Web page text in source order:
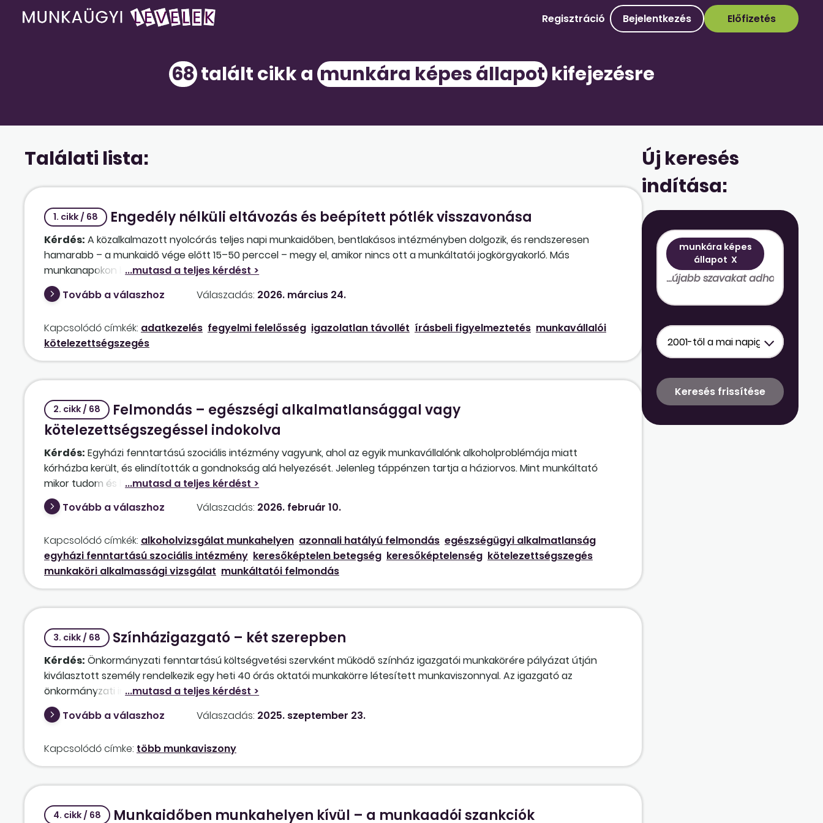
Regisztráció Bejelentkezés Előfizetés
68talált cikk a munkára képes állapotkifejezésre
Találati lista:
1. cikk / 68 Engedély nélküli eltávozás és beépített pótlék visszavonása
Kérdés: A közalkalmazott nyolcórás teljes napi munkaidőben, bentlakásos intézményben dolgozik, és rendszeresen
hamarabb – a munkaidő vége előtt 15–50 perccel – megy el, amikor nincs ott a munkáltatói jogkörgyakorló. Más
munkanapokon betartja a munkaidőt. Eltávozását nem ismeri el, előzetesen nem jelzi, indokot utólag sem mond. Mindez
néhány alkalommal kamerafelvétellel bizonyítható. A munkáltató milyen szankciót alkalmazhat? Figyelemfelhívás már
történt. E közalkalmazott illetményébe munkáltatói döntésen alapuló pótlék került beépítésre. Ami miatt ugyanakkor
Indokolás szükséges-e?
Tovább a válaszhoz Válaszadás: 2026. március 24.
Kapcsolódó címkék: adatkezelés fegyelmi felelősség igazolatlan távollét írásbeli figyelmeztetés munkavállalói
kötelezettségszegés
2. cikk / 68
Felmondás – egészségi alkalmatlansággal vagy
kötelezettségszegéssel indokolva
Kérdés: Egyházi fenntartású szociális intézmény vagyunk, ahol az egyik munkavállalónk alkoholproblémája miatt
kórházba került, és elindították a gondnokság alá helyezését. Jelenleg táppénzen tartja a háziorvos. Mint munkáltató
mikor tudom és hogyan megszüntetni a munkaviszonyát? Mi a teendőm, ha esetleg nem helyezik gondnokság alá, és
vissza akar jönni dolgozni, milyen orvosi alkalmassági vizsgálatot kell kérjek? A hölgy gondozónőként dolgozott. Évekkel
ezelőtt volt már alkoholproblémája, utána évekig „tiszta” volt, most ismét visszaesett.
Tovább a válaszhoz Válaszadás: 2026. február 10.
Kapcsolódó címkék: alkoholvizsgálat munkahelyen azonnali hatályú felmondás egészségügyi alkalmatlanság
egyházi fenntartású szociális intézmény keresőképtelen betegség keresőképtelenség kötelezettségszegés
munkaköri alkalmassági vizsgálat munkáltatói felmondás
3. cikk / 68 Színházigazgató – két szerepben
Kérdés: Önkormányzati fenntartású költségvetési szervként működő színház igazgatói munkakörére pályázat útján
kiválasztott személy rendelkezik egy heti 40 órás oktatói munkakörre létesített munkaviszonnyal. Az igazgató az
önkormányzati intézményben is heti 40 órás munkaviszonyban kerül foglalkoztatásra. Fenntartható-e az igazgató két 40
órás, ún. főállása, amennyiben mindkét munkáltató hozzájárul a másik jogviszony fenntartásához (létesítéséhez)?
Tovább a válaszhoz Válaszadás: 2025. szeptember 23.
Kapcsolódó címke: több munkaviszony
4. cikk / 68 Munkaidőben munkahelyen kívül – a munkaadói szankciók
Új keresés
indítása:
munkára képes
állapot X